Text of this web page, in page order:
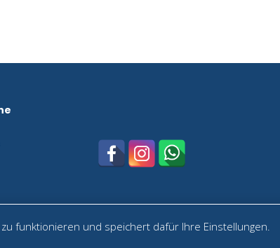
funktionieren und speichert dafür Ihre Einstellungen.